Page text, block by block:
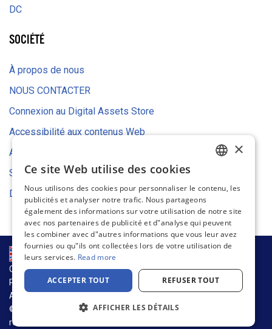
DC
SOCIÉTÉ
À propos de nous
NOUS CONTACTER
Connexion au Digital Assets Store
Accessibilité aux contenus Web
Avis relatif aux cookies
Stratégie environnementale
Déclaration UE de conformité
CHAÎNE D’APPROVISIONNEMENT ET DURABILITÉ
POLITIQUE DE CONFIDENTIALITÉ
Avis relatif aux cookies
© 2026 Warson Group, Inc., d.b.a. Warson Brands. Tous droits
réservés.
FRENCH
GERMAN
DUTCH
ITALIAN
×
Ce site Web utilise des cookies
Nous utilisons des cookies pour personnaliser le contenu, les
publicités et analyser notre trafic. Nous partageons
également des informations sur votre utilisation de notre site
avec nos partenaires de publicité et d"analyse qui peuvent
les combiner avec d"autres informations que vous leur avez
fournies ou qu"ils ont collectées lors de votre utilisation de
leurs services. Read more
ACCEPTER TOUT REFUSER TOUT
AFFICHER LES DÉTAILS